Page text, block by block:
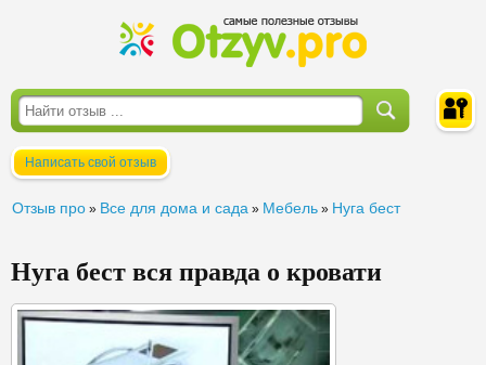
Написать свой отзыв
Отзыв про » Все для дома и сада » Мебель » Нуга бест
Нуга бест вся правда о кровати